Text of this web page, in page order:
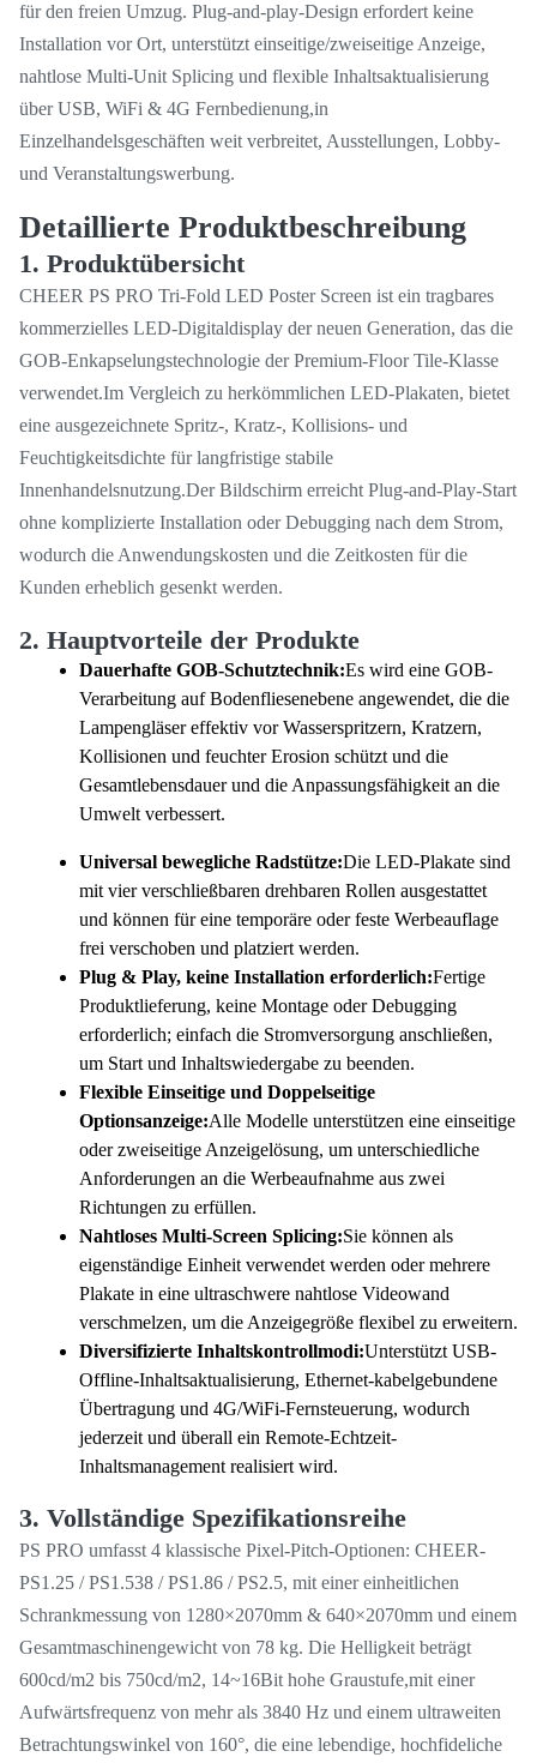
für den freien Umzug. Plug-and-play-Design erfordert keine
Installation vor Ort, unterstützt einseitige/zweiseitige Anzeige,
nahtlose Multi-Unit Splicing und flexible Inhaltsaktualisierung
über USB, WiFi & 4G Fernbedienung,in
Einzelhandelsgeschäften weit verbreitet, Ausstellungen, Lobby-
und Veranstaltungswerbung.
Detaillierte Produktbeschreibung
1. Produktübersicht
CHEER PS PRO Tri-Fold LED Poster Screen ist ein tragbares
kommerzielles LED-Digitaldisplay der neuen Generation, das die
GOB-Enkapselungstechnologie der Premium-Floor Tile-Klasse
verwendet.Im Vergleich zu herkömmlichen LED-Plakaten, bietet
eine ausgezeichnete Spritz-, Kratz-, Kollisions- und
Feuchtigkeitsdichte für langfristige stabile
Innenhandelsnutzung.Der Bildschirm erreicht Plug-and-Play-Start
ohne komplizierte Installation oder Debugging nach dem Strom,
wodurch die Anwendungskosten und die Zeitkosten für die
Kunden erheblich gesenkt werden.
2. Hauptvorteile der Produkte
Dauerhafte GOB-Schutztechnik:Es wird eine GOB-
Verarbeitung auf Bodenfliesenebene angewendet, die die
Lampengläser effektiv vor Wasserspritzern, Kratzern,
Kollisionen und feuchter Erosion schützt und die
Gesamtlebensdauer und die Anpassungsfähigkeit an die
Umwelt verbessert.
Universal bewegliche Radstütze:Die LED-Plakate sind
mit vier verschließbaren drehbaren Rollen ausgestattet
und können für eine temporäre oder feste Werbeauflage
frei verschoben und platziert werden.
Plug & Play, keine Installation erforderlich:Fertige
Produktlieferung, keine Montage oder Debugging
erforderlich; einfach die Stromversorgung anschließen,
um Start und Inhaltswiedergabe zu beenden.
Flexible Einseitige und Doppelseitige
Optionsanzeige:Alle Modelle unterstützen eine einseitige
oder zweiseitige Anzeigelösung, um unterschiedliche
Anforderungen an die Werbeaufnahme aus zwei
Richtungen zu erfüllen.
Nahtloses Multi-Screen Splicing:Sie können als
eigenständige Einheit verwendet werden oder mehrere
Plakate in eine ultraschwere nahtlose Videowand
verschmelzen, um die Anzeigegröße flexibel zu erweitern.
Diversifizierte Inhaltskontrollmodi:Unterstützt USB-
Offline-Inhaltsaktualisierung, Ethernet-kabelgebundene
Übertragung und 4G/WiFi-Fernsteuerung, wodurch
jederzeit und überall ein Remote-Echtzeit-
Inhaltsmanagement realisiert wird.
3. Vollständige Spezifikationsreihe
PS PRO umfasst 4 klassische Pixel-Pitch-Optionen: CHEER-
PS1.25 / PS1.538 / PS1.86 / PS2.5, mit einer einheitlichen
Schrankmessung von 1280×2070mm & 640×2070mm und einem
Gesamtmaschinengewicht von 78 kg. Die Helligkeit beträgt
600cd/m2 bis 750cd/m2, 14~16Bit hohe Graustufe,mit einer
Aufwärtsfrequenz von mehr als 3840 Hz und einem ultraweiten
Betrachtungswinkel von 160°, die eine lebendige, hochfideliche